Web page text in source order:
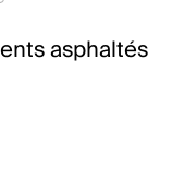
asphaltés